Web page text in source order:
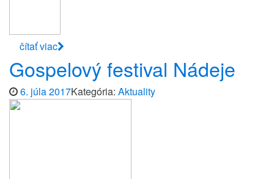
čítať viac
Gospelový festival Nádeje
6. júla 2017Kategória: Aktuality